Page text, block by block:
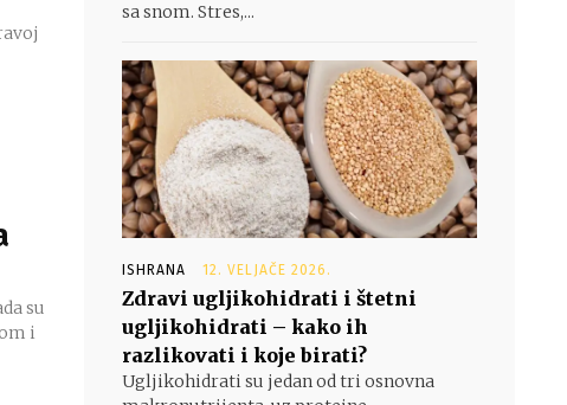
su
i
sa snom. Stres,...
ISHRANA 12. VELJAČE 2026.
Zdravi ugljikohidrati i štetni
ugljikohidrati – kako ih
razlikovati i koje birati?
Ugljikohidrati su jedan od tri osnovna